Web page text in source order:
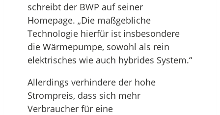
schreibt der BWP auf seiner
Homepage. „Die maßgebliche
Technologie hierfür ist insbesondere
die Wärmepumpe, sowohl als rein
elektrisches wie auch hybrides System.“
Allerdings verhindere der hohe
Strompreis, dass sich mehr
Verbraucher für eine